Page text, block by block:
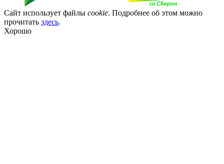
Сайт использует файлы cookie. Подробнее об этом можно
прочитать здесь.
Хорошо